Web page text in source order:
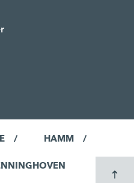
HAMM